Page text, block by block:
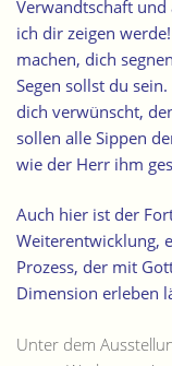
Verwandtschaft und
ich dir zeigen
machen, dich
Segen sollst du
dich verwünscht,
sollen alle Sippen
wie der Herr ihm
Auch hier ist der
Weiterentwicklung,
Prozess, der mit
Dimension erleben
Unter dem